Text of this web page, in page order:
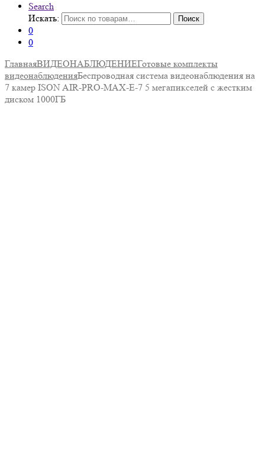
Search
Искать:
Поиск
0
0
ГлавнаяВИДЕОНАБЛЮДЕНИЕГотовые комплекты
видеонаблюденияБеспроводная система видеонаблюдения на
7 камер ISON AIR-PRO-MAX-E-7 5 мегапикселей с жестким
диском 1000ГБ